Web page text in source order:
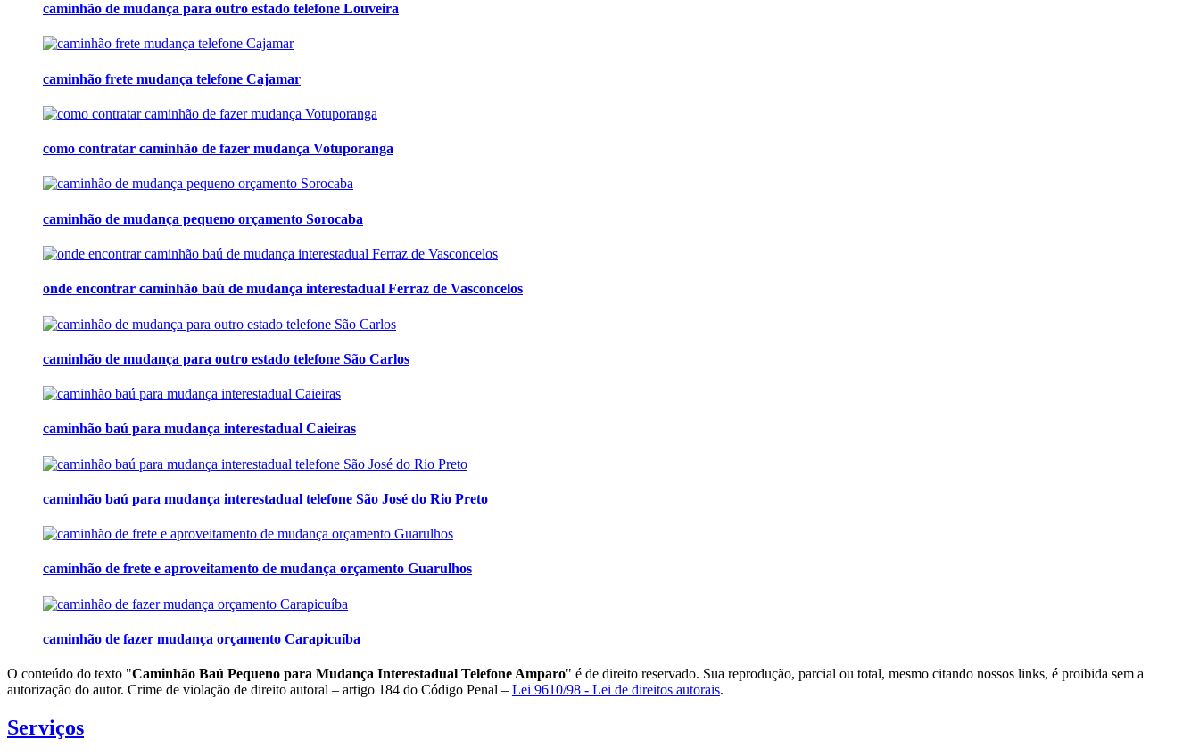
caminhão de mudança para outro estado telefone Louveira
caminhão frete mudança telefone Cajamar
como contratar caminhão de fazer mudança Votuporanga
caminhão de mudança pequeno orçamento Sorocaba
onde encontrar caminhão baú de mudança interestadual Ferraz de Vasconcelos
caminhão de mudança para outro estado telefone São Carlos
caminhão baú para mudança interestadual Caieiras
caminhão baú para mudança interestadual telefone São José do Rio Preto
caminhão de frete e aproveitamento de mudança orçamento Guarulhos
caminhão de fazer mudança orçamento Carapicuíba
O conteúdo do texto "Caminhão Baú Pequeno para Mudança Interestadual Telefone Amparo" é de direito reservado. Sua reprodução, parcial ou total, mesmo citando nossos links, é proibida sem a
autorização do autor. Crime de violação de direito autoral – artigo 184 do Código Penal – Lei 9610/98 - Lei de direitos autorais.
Serviços